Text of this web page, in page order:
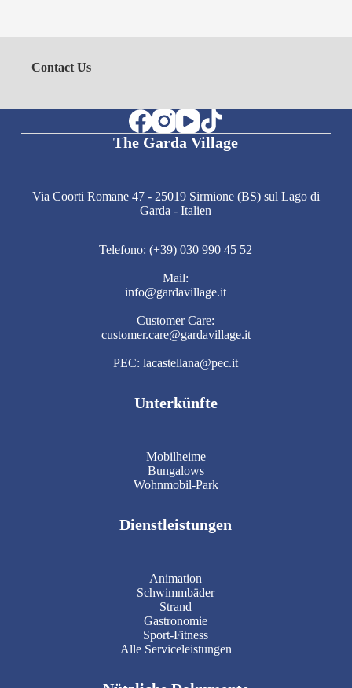
Contact Us
The Garda Village
Via Coorti Romane 47 - 25019 Sirmione (BS) sul Lago di
Garda - Italien
Telefono: (+39) 030 990 45 52
Mail:
info@gardavillage.it
Customer Care:
customer.care@gardavillage.it
PEC: lacastellana@pec.it
Unterkünfte
Mobilheime
Bungalows
Wohnmobil-Park
Dienstleistungen
Animation
Schwimmbäder
Strand
Gastronomie
Sport-Fitness
Alle Serviceleistungen